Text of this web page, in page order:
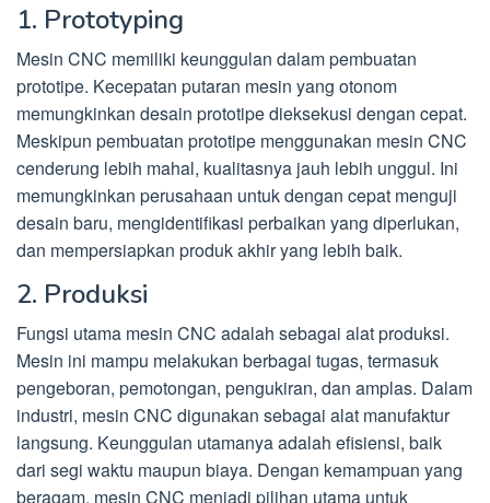
1. Prototyping
Mesin CNC memiliki keunggulan dalam pembuatan
prototipe. Kecepatan putaran mesin yang otonom
memungkinkan desain prototipe dieksekusi dengan cepat.
Meskipun pembuatan prototipe menggunakan mesin CNC
cenderung lebih mahal, kualitasnya jauh lebih unggul. Ini
memungkinkan perusahaan untuk dengan cepat menguji
desain baru, mengidentifikasi perbaikan yang diperlukan,
dan mempersiapkan produk akhir yang lebih baik.
2. Produksi
Fungsi utama mesin CNC adalah sebagai alat produksi.
Mesin ini mampu melakukan berbagai tugas, termasuk
pengeboran, pemotongan, pengukiran, dan amplas. Dalam
industri, mesin CNC digunakan sebagai alat manufaktur
langsung. Keunggulan utamanya adalah efisiensi, baik
dari segi waktu maupun biaya. Dengan kemampuan yang
beragam, mesin CNC menjadi pilihan utama untuk